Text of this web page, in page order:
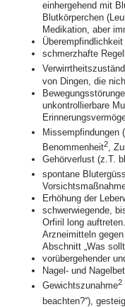
einhergehend mit
Blutkörperchen
Medikation, aber
Überempfindlichkeit
schmerzhafte
von Dingen, die
unkontrollierbare
Missempfindungen
Benommenheit2,
Gehörverlust (z.T.
spontane
Erhöhung der
schwerwiegende,
Orfiril long
Arzneimitteln
Abschnitt „Was
vorübergehender
Nagel- und
Gewichtszunahme2
beachten?“),